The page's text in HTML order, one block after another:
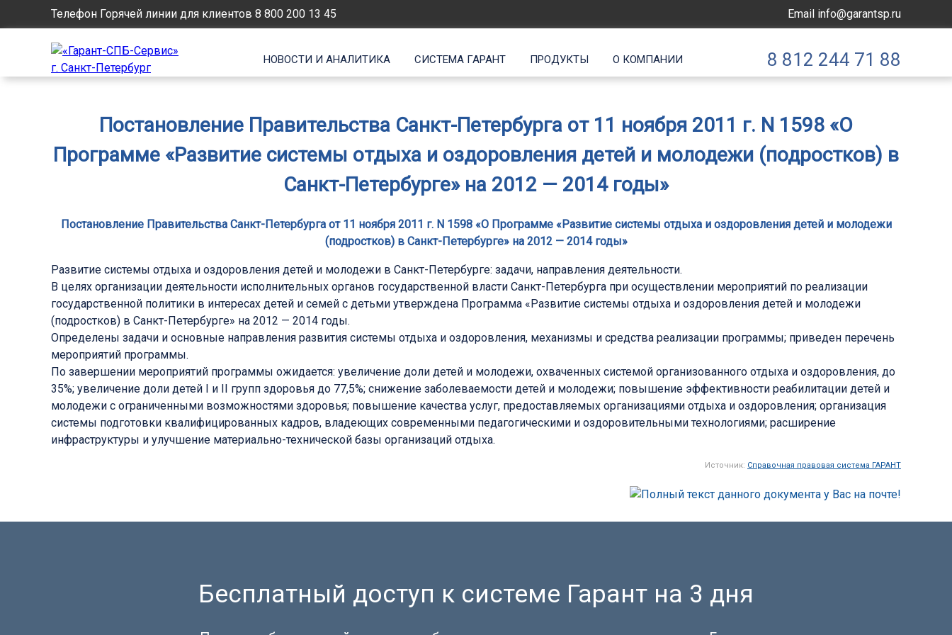
Телефон Горячей линии для клиентов 8 800 200 13 45 Email info@garantsp.ru
НОВОСТИ И АНАЛИТИКА СИСТЕМА ГАРАНТ ПРОДУКТЫ О КОМПАНИИ 8 812 244 71 88
Постановление Правительства Санкт-Петербурга от 11 ноября 2011 г. N 1598 «О
Программе «Развитие системы отдыха и оздоровления детей и молодежи (подростков) в
Санкт-Петербурге» на 2012 — 2014 годы»
Постановление Правительства Санкт-Петербурга от 11 ноября 2011 г. N 1598 «О Программе «Развитие системы отдыха и оздоровления детей и молодежи
(подростков) в Санкт-Петербурге» на 2012 — 2014 годы»
Развитие системы отдыха и оздоровления детей и молодежи в Санкт-Петербурге: задачи, направления деятельности.
В целях организации деятельности исполнительных органов государственной власти Санкт-Петербурга при осуществлении мероприятий по реализации
государственной политики в интересах детей и семей с детьми утверждена Программа «Развитие системы отдыха и оздоровления детей и молодежи
(подростков) в Санкт-Петербурге» на 2012 — 2014 годы.
Определены задачи и основные направления развития системы отдыха и оздоровления, механизмы и средства реализации программы; приведен перечень
мероприятий программы.
По завершении мероприятий программы ожидается: увеличение доли детей и молодежи, охваченных системой организованного отдыха и оздоровления, до
35%; увеличение доли детей I и II групп здоровья до 77,5%; снижение заболеваемости детей и молодежи; повышение эффективности реабилитации детей и
молодежи с ограниченными возможностями здоровья; повышение качества услуг, предоставляемых организациями отдыха и оздоровления; организация
системы подготовки квалифицированных кадров, владеющих современными педагогическими и оздоровительными технологиями; расширение
инфраструктуры и улучшение материально-технической базы организаций отдыха.
Источник: Справочная правовая система ГАРАНТ
Бесплатный доступ к системе Гарант на 3 дня